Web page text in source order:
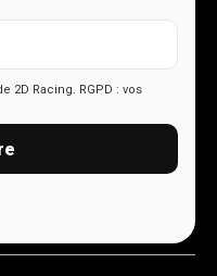
2D Racing. RGPD : vos